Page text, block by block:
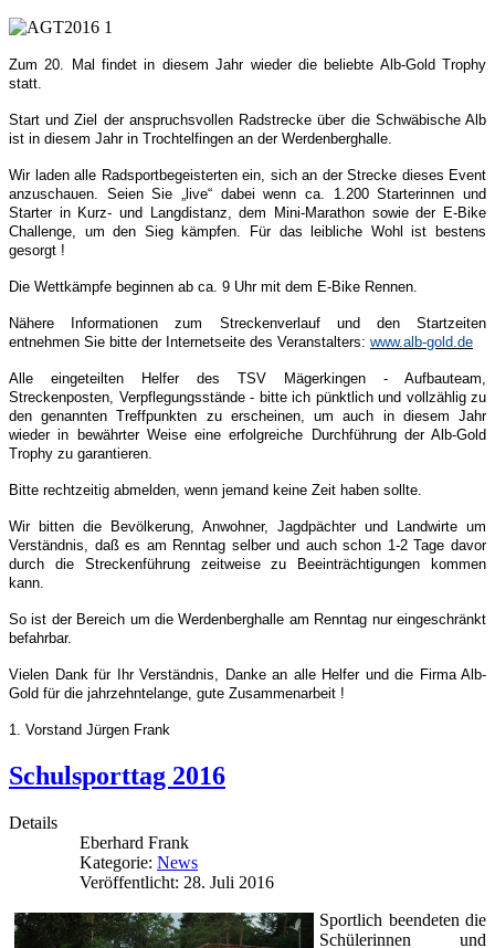
Zum 20. Mal findet in diesem Jahr wieder die beliebte Alb-Gold Trophy
statt.
Start und Ziel der anspruchsvollen Radstrecke über die Schwäbische Alb
ist in diesem Jahr in Trochtelfingen an der Werdenberghalle.
Wir laden alle Radsportbegeisterten ein, sich an der Strecke dieses Event
anzuschauen. Seien Sie „live“ dabei wenn ca. 1.200 Starterinnen und
Starter in Kurz- und Langdistanz, dem Mini-Marathon sowie der E-Bike
Challenge, um den Sieg kämpfen. Für das leibliche Wohl ist bestens
gesorgt !
Die Wettkämpfe beginnen ab ca. 9 Uhr mit dem E-Bike Rennen.
Nähere Informationen zum Streckenverlauf und den Startzeiten
entnehmen Sie bitte der Internetseite des Veranstalters: www.alb-gold.de
Alle eingeteilten Helfer des TSV Mägerkingen - Aufbauteam,
Streckenposten, Verpflegungsstände - bitte ich pünktlich und vollzählig zu
den genannten Treffpunkten zu erscheinen, um auch in diesem Jahr
wieder in bewährter Weise eine erfolgreiche Durchführung der Alb-Gold
Trophy zu garantieren.
Bitte rechtzeitig abmelden, wenn jemand keine Zeit haben sollte.
Wir bitten die Bevölkerung, Anwohner, Jagdpächter und Landwirte um
Verständnis, daß es am Renntag selber und auch schon 1-2 Tage davor
durch die Streckenführung zeitweise zu Beeinträchtigungen kommen
kann.
So ist der Bereich um die Werdenberghalle am Renntag nur eingeschränkt
befahrbar.
Vielen Dank für Ihr Verständnis, Danke an alle Helfer und die Firma Alb-
Gold für die jahrzehntelange, gute Zusammenarbeit !
1. Vorstand Jürgen Frank
Schulsporttag 2016
Details
Eberhard Frank
Kategorie: News
Veröffentlicht: 28. Juli 2016
Sportlich beendeten die
Schülerinnen und